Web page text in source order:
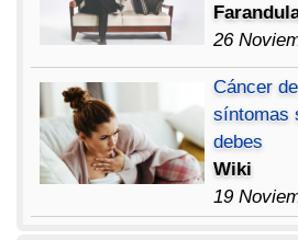
26
Cáncer
síntomas
debes
Wiki
19